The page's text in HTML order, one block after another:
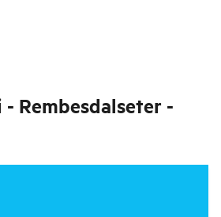
- Rembesdalseter -